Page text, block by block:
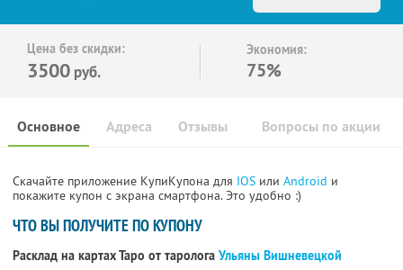
Цена без скидки:
3500 руб.
Экономия:
75%
Основное Отзывы Вопросы по акции
Адреса
Скачайте приложение КупиКупона для IOS или Android и
покажите купон с экрана смартфона. Это удобно :)
ЧТО ВЫ ПОЛУЧИТЕ ПО КУПОНУ
Расклад на картах Таро от таролога Ульяны Вишневецкой